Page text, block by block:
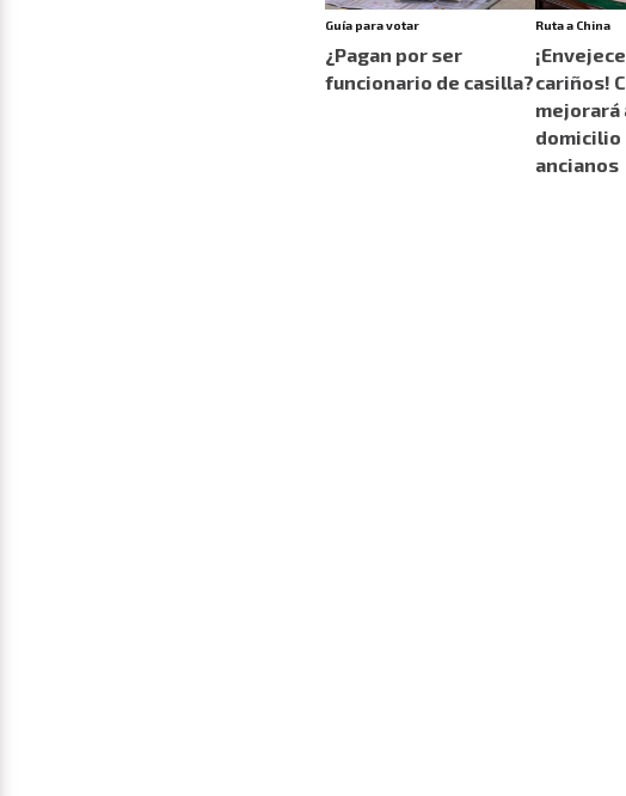
Guía para votar
¿Pagan por ser
funcionario de casilla?
Ruta a China
cariños!
mejorará
domicilio
ancianos